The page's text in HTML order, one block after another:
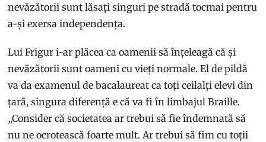
nevăzătorii sunt lăsați singuri pe stradă tocmai pentru
a-și exersa independența.
Lui Frigur i-ar plăcea ca oamenii să înțeleagă că și
nevăzătorii sunt oameni cu vieți normale. El de pildă
va da examenul de bacalaureat ca toți ceilalți elevi din
țară, singura diferență e că va fi în limbajul Braille.
„Consider că societatea ar trebui să fie îndemnată să
nu ne ocrotească foarte mult. Ar trebui să fim cu toții